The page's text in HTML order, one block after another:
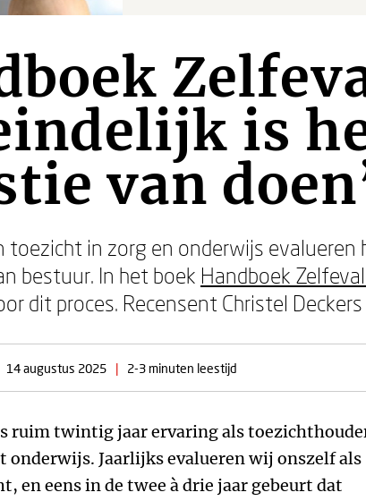
is
van
toezicht in zorg en onderwijs
bestuur. In het boek Handboek
dit proces. Recensent Christel
14 augustus 2025 | 2-3 minuten leestijd
ruim twintig jaar ervaring als
onderwijs. Jaarlijks evalueren wij onszelf als
en eens in de twee à drie jaar gebeurt dat